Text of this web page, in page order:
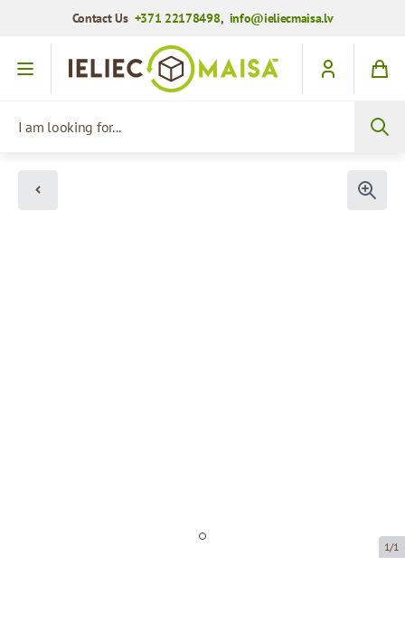
Contact Us +371 22178498, info@ieliecmaisa.lv
Skip to Content
1/1